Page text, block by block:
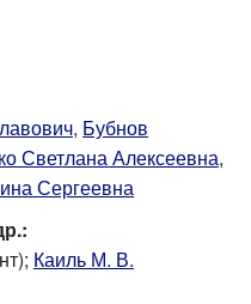
, Бубнов
Светлана Алексеевна,
Сергеевна
Каиль М. В.